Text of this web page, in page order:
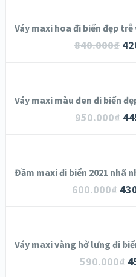
Váy maxi hoa đi biển đẹp
840.000₫
Váy maxi màu đen đi biển
950.000₫
Đầm maxi đi biển 2021 nhã
600.000₫
Váy maxi vàng hở lưng đi
590.000₫